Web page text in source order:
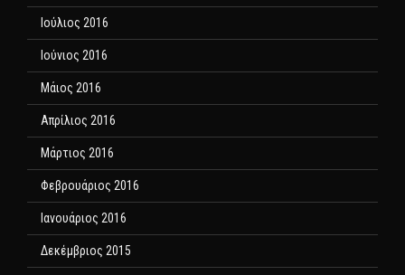
Ιούλιος 2016
Ιούνιος 2016
Μάιος 2016
Απρίλιος 2016
Μάρτιος 2016
Φεβρουάριος 2016
Ιανουάριος 2016
Δεκέμβριος 2015